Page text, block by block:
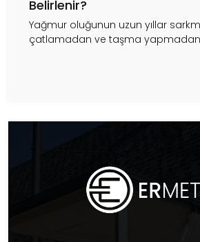
Belirlenir?
Yağmur oluğunun uzun yıllar
çatlamadan ve taşma yapmadan